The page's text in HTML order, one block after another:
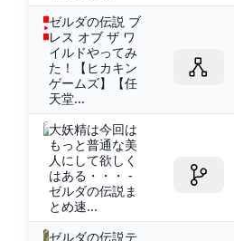
ゼルダの伝説 ブ
レス オブ ザ ワ
イルドやってみ
た！【ヒカキン
ゲームズ】【任
天堂...
大妖精は今回は
もっと普通な美
人にして欲しく
はある・・・ -
ゼルダの伝説ま
とめ速...
ゼルダの伝説テ